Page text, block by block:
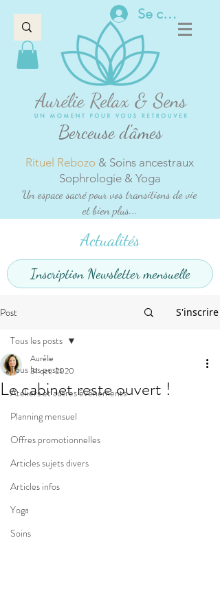
Se connecter
Berceuse d'âmes
Rituel Rebozo & Soins ancestraux
Sophrologie & Yoga
Un espace sacré pour vos transitions de vie
et bien plus...
Actualités
Inscription Newsletter mensuelle
Post S'inscrire
Tous les posts
Ateliers et autres événements
Planning mensuel
Offres promotionnelles
Articles sujets divers
Articles infos
Yoga
Soins
Tous les posts
Le cabinet reste ouvert !
Aurélie
31 oct. 2020